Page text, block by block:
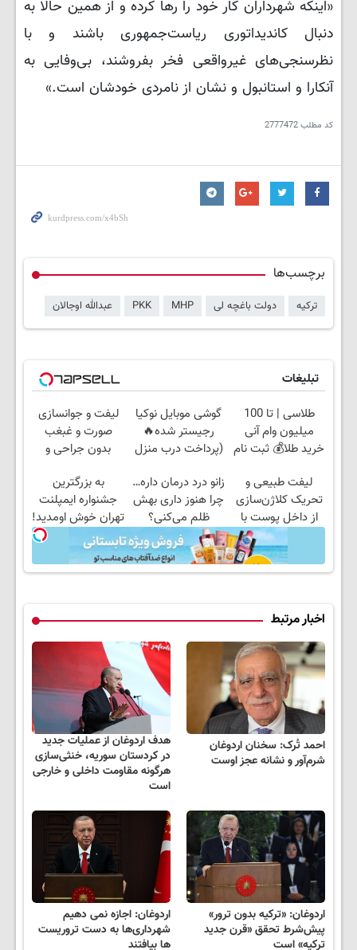
«اینکه شهرداران کار خود را رها کرده و از همین حالا به
دنبال کاندیداتوری ریاست‌جمهوری باشند و با
نظرسنجی‌های غیرواقعی فخر بفروشند، بی‌وفایی به
آنکارا و استانبول و نشان از نامردی خودشان است.»
کد مطلب2777472
برچسب‌ها
ترکیه دولت باغچه لی MHP
PKK عبدالله اوجالان
تبلیغات
طلاسی | تا 100
میلیون وام آنی
خرید طلا💰 ثبت نام
گوشی موبایل نوکیا
رجیستر شده🔥
(پرداخت درب منزل
لیفت و جوانسازی
صورت و غبغب
بدون جراحی و
لیفت طبیعی و
تحریک کلاژن‌سازی
از داخل پوست با
24ماه ماندگاری ✅
جوان شو
زانو درد درمان داره…
چرا هنوز داری بهش
ظلم می‌کنی؟
به بزرگترین
جشنواره ایمپلنت
تهران خوش اومدید!
| فقط ۲۵ میلیون !
اخبار مرتبط
احمد تُرک: سخنان اردوغان
شرم‌آور و نشانه عجز اوست
هدف اردوغان از عملیات جدید
در کردستان سوریه، خنثی‌سازی
هرگونه مقاومت داخلی و خارجی
است
اردوغان: «ترکیه بدون ترور»
پیش‌شرط تحقق «قرن جدید
ترکیه» است
اردوغان: اجازه نمی دهیم
شهرداری‌ها به دست تروریست
ها بیافتند